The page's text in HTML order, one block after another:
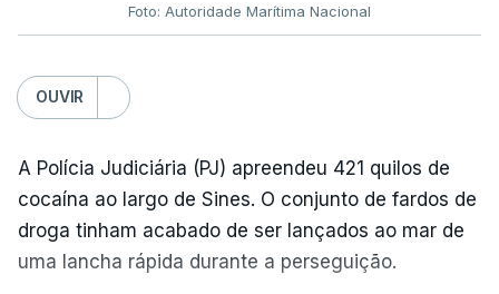
Foto: Autoridade Marítima Nacional
OUVIR
A Polícia Judiciária (PJ) apreendeu 421 quilos de
cocaína ao largo de Sines. O conjunto de fardos de
droga tinham acabado de ser lançados ao mar de
uma lancha rápida durante a perseguição.